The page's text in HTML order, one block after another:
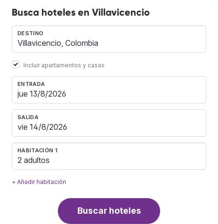
Busca hoteles en Villavicencio
DESTINO
Incluir apartamentos y casas
ENTRADA
SALIDA
HABITACIÓN 1
2 adultos
+ Añadir habitación
Buscar hoteles